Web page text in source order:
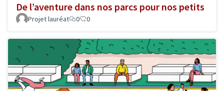
De l’aventure dans nos parcs pour nos petits
Projet lauréat 0 0